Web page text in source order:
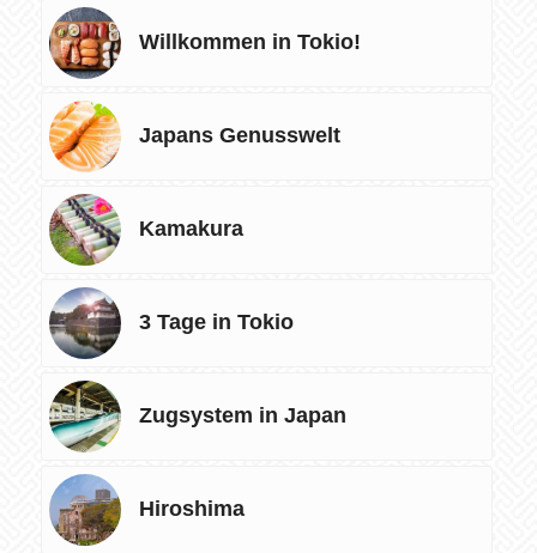
Willkommen in Tokio!
Japans Genusswelt
Kamakura
3 Tage in Tokio
Zugsystem in Japan
Hiroshima